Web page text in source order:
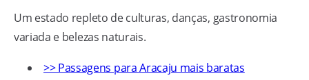
Um estado repleto de culturas, danças, gastronomia
variada e belezas naturais.
>> Passagens para Aracaju mais baratas